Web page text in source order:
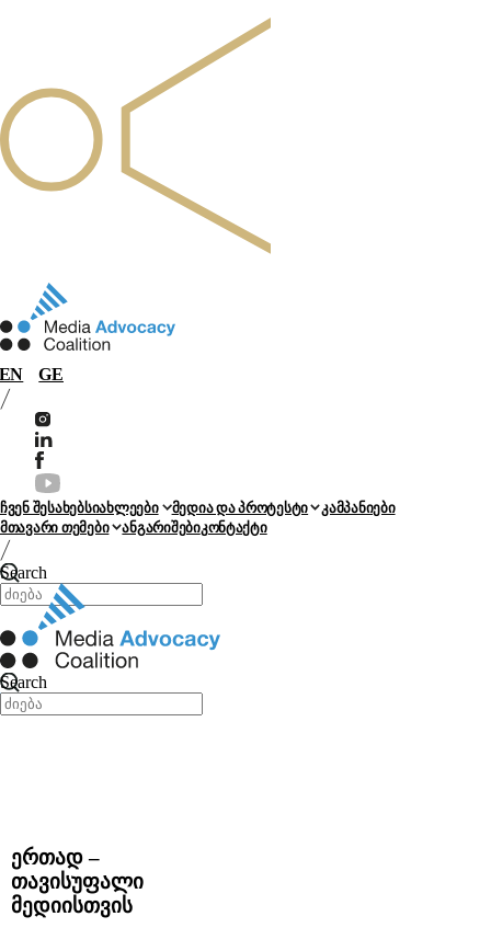
GE
ჩვენ შესახებსიახლეები მედია და პროტესტი
კამპანიები
მთავარი თემები
ანგარიშებიკონტაქტი
Search
Search
ერთად –
თავისუფალი
მედიისთვის